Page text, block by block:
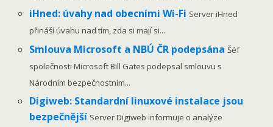
iHned: úvahy nad obecními Wi-Fi Server iHned
přináší úvahu nad tím, zda si mají si...
Smlouva Microsoft a NBÚ ČR podepsánaŠéf
společnosti Microsoft Bill Gates podepsal smlouvu s
Národním bezpečnostním...
Digiweb: Standardní linuxové instalace jsou
bezpečnější Server Digiweb informuje o analýze